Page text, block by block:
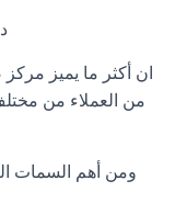
ان أكثر ما يميز مركز
من العملاء من
ومن أهم السمات